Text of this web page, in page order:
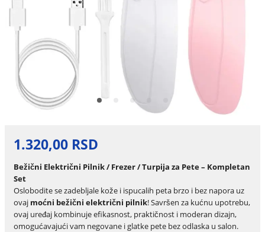
1.320,00 RSD
Bežični Električni Pilnik / Frezer / Turpija za Pete – Kompletan
Set
Oslobodite se zadebljale kože i ispucalih peta brzo i bez napora uz
ovaj moćni bežični električni pilnik! Savršen za kućnu upotrebu,
ovaj uređaj kombinuje efikasnost, praktičnost i moderan dizajn,
omogućavajući vam negovane i glatke pete bez odlaska u salon.